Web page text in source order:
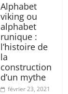
Alphabet
viking ou
alphabet
runique :
l’histoire de
la
construction
d’un mythe
février 23, 2021